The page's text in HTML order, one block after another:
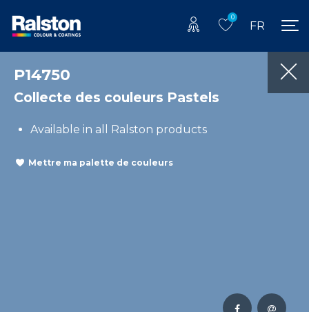
0
FR
P14750
Collecte des couleurs Pastels
Available in all Ralston products
Mettre ma palette de couleurs